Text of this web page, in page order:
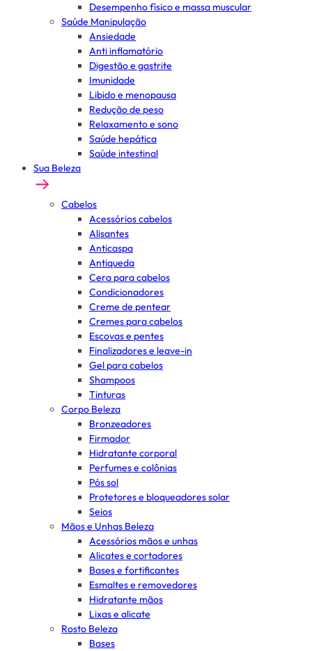
Desempenho físico e massa muscular
Saúde Manipulação
Ansiedade
Anti inflamatório
Digestão e gastrite
Imunidade
Libido e menopausa
Redução de peso
Relaxamento e sono
Saúde hepática
Saúde intestinal
Sua Beleza
Cabelos
Acessórios cabelos
Alisantes
Anticaspa
Antiqueda
Cera para cabelos
Condicionadores
Creme de pentear
Cremes para cabelos
Escovas e pentes
Finalizadores e leave-in
Gel para cabelos
Shampoos
Tinturas
Corpo Beleza
Bronzeadores
Firmador
Hidratante corporal
Perfumes e colônias
Pós sol
Protetores e bloqueadores solar
Seios
Mãos e Unhas Beleza
Acessórios mãos e unhas
Alicates e cortadores
Bases e fortificantes
Esmaltes e removedores
Hidratante mãos
Lixas e alicate
Rosto Beleza
Bases